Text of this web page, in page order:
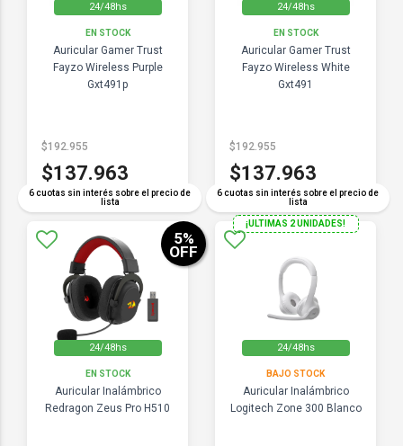
24/48hs
EN STOCK
Auricular Gamer Trust
Fayzo Wireless Purple
Gxt491p
6 cuotas sin interés sobre el precio de
lista
$192.955
$137.963
24/48hs
EN STOCK
Auricular Gamer Trust
Fayzo Wireless White
Gxt491
6 cuotas sin interés sobre el precio de
lista
$192.955
$137.963
24/48hs
EN STOCK
Auricular Inalámbrico
Redragon Zeus Pro H510
5%
OFF
24/48hs
¡ULTIMAS 2 UNIDADES!
BAJO STOCK
Auricular Inalámbrico
Logitech Zone 300 Blanco